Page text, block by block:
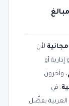
لأن
أو
، وآخرون
. في
العربية يفضّل